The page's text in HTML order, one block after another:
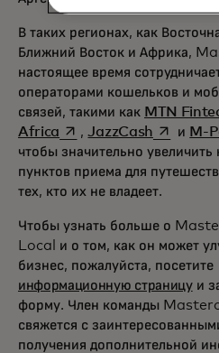
В таких регионах, как
Ближний Восток и Африка,
настоящее время
операторами кошельков и
связей, такими как MTN
Africa opens in a new tab
,JazzCashopens in
и M-
чтобы значительно увеличить
пунктов приема для
тех, кто их не владеет.
Чтобы узнать больше о
Local и о том, как он может
бизнес, пожалуйста, посетите
информационную страницуи
форму. Член команды
свяжется с
получения дополнительной